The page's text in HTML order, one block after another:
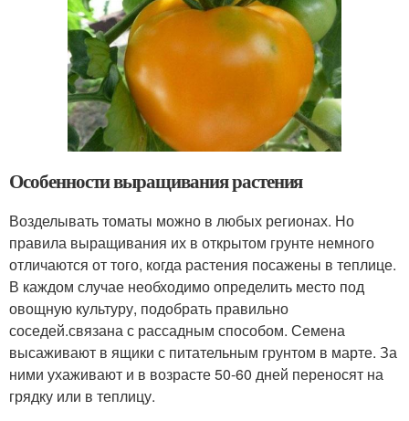
Особенности выращивания растения
Возделывать томаты можно в любых регионах. Но
правила выращивания их в открытом грунте немного
отличаются от того, когда растения посажены в теплице.
В каждом случае необходимо определить место под
овощную культуру, подобрать правильно
соседей.связана с рассадным способом. Семена
высаживают в ящики с питательным грунтом в марте. За
ними ухаживают и в возрасте 50-60 дней переносят на
грядку или в теплицу.